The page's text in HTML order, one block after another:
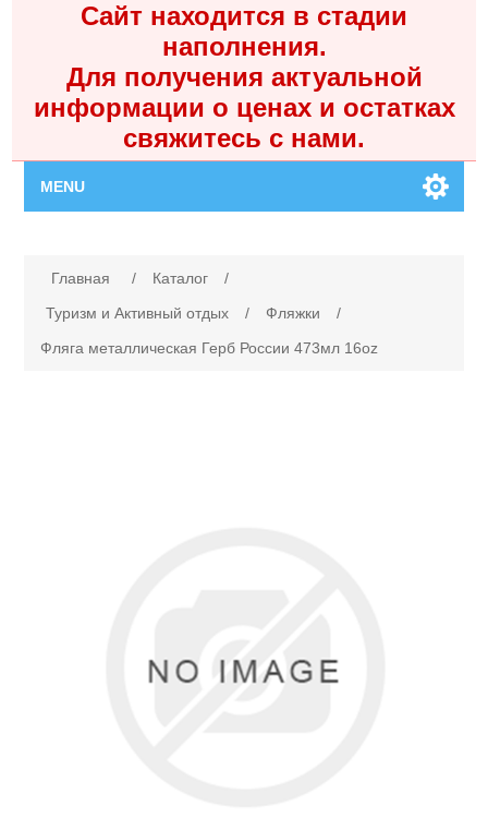
Сайт находится в стадии
наполнения.
Для получения актуальной
информации о ценах и остатках
свяжитесь с нами.
MENU
Каталог
Главная / Каталог
/
Туризм и Активный отдых
/ Фляжки
/
Фляга металлическая Герб России 473мл 16oz